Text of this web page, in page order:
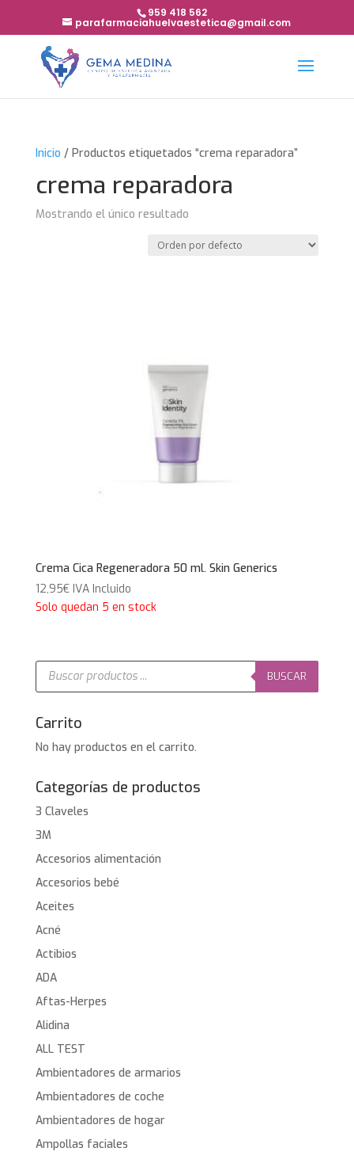
959 418 562
parafarmaciahuelvaestetica@gmail.com
Inicio / Productos etiquetados “crema reparadora”
crema reparadora
Mostrando el único resultado
Crema Cica Regeneradora 50 ml. Skin Generics
12,95€ IVA Incluido
Solo quedan 5 en stock
Búsqueda
productos
BUSCAR
Carrito
No hay productos en el carrito.
Categorías de productos
3 Claveles
3M
Accesorios alimentación
Accesorios bebé
Aceites
Acné
Actibios
ADA
Aftas-Herpes
Alidina
ALL TEST
Ambientadores de armarios
Ambientadores de coche
Ambientadores de hogar
Ampollas faciales